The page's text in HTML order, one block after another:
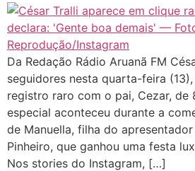
Da Redação Rádio Aruanã FM
seguidores nesta quarta-feira
registro raro com o pai, Cezar, de
especial aconteceu durante a
de Manuella, filha do
Pinheiro, que ganhou uma festa
Nos stories do Instagram, […]